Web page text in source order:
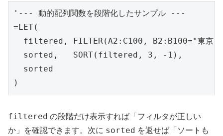
'--- 動的配列関数を段階化したサンプル ---
=LET(
filtered, FILTER(A2:C100, B2:B100="東京
  sorted,   SORT(filtered, 3, -1),
  sorted
)
filtered の段階だけ表示すれば「フィルタが正しい
か」を確認できます。次に sorted を返せば「ソートも